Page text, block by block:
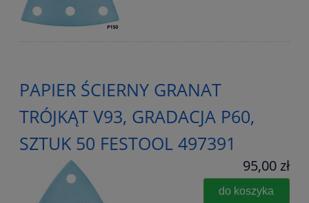
PAPIER ŚCIERNY GRANAT
TRÓJKĄT V93, GRADACJA P60,
SZTUK 50 FESTOOL 497391
95,00 zł
do koszyka